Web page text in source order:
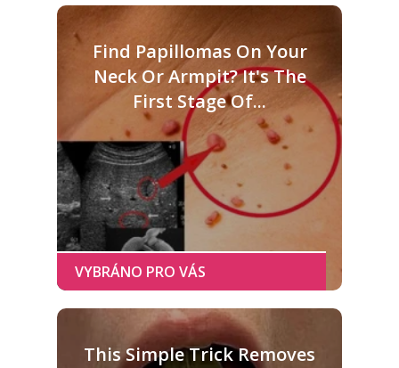
Find Papillomas On Your
Neck Or Armpit? It's The
First Stage Of...
This Simple Trick Removes